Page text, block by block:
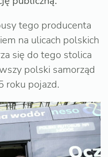
tego producenta
na ulicach polskich
się do tego stolica
polski samorząd
roku pojazd.